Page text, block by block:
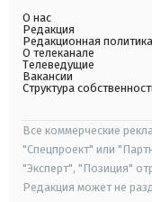
О нас
Редакция
Редакционная политика
О телеканале
Телеведущие
Вакансии
Структура
Все коммерческие
"Спецпроект" или
"Эксперт", "Позиция"
Редакция может не